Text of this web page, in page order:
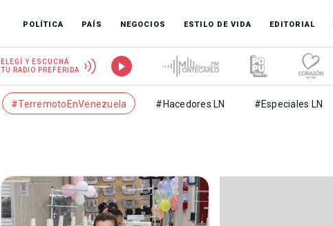
POLÍTICA PAÍS NEGOCIOS ESTILO DE VIDA EDITORIAL
ELEGÍ Y ESCUCHÁ
TU RADIO PREFERIDA
#TerremotoEnVenezuela #Hacedores LN #Especiales LN